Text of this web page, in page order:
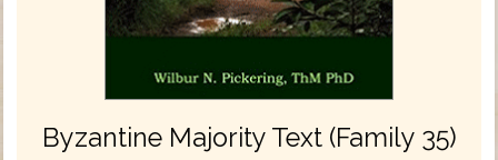
Byzantine Majority Text (Family 35)